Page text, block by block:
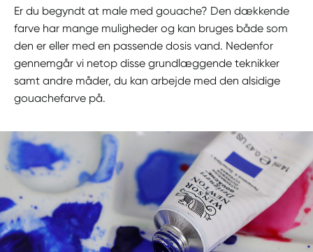
Er du begyndt at male med gouache? Den dækkende
farve har mange muligheder og kan bruges både som
den er eller med en passende dosis vand. Nedenfor
gennemgår vi netop disse grundlæggende teknikker
samt andre måder, du kan arbejde med den alsidige
gouachefarve på.